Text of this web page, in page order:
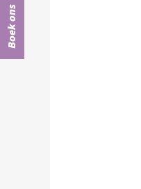
Boek ons